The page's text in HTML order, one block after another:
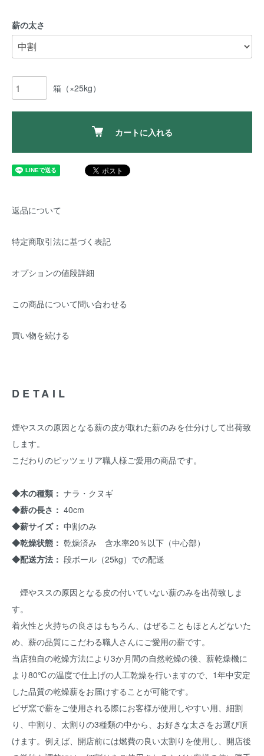
薪の太さ
箱（×25kg）
カートに入れる
返品について
特定商取引法に基づく表記
オプションの値段詳細
この商品について問い合わせる
買い物を続ける
DETAIL
煙やススの原因となる薪の皮が取れた薪のみを仕分けして出荷致
します。
こだわりのピッツェリア職人様ご愛用の商品です。
◆木の種類： ナラ・クヌギ
◆薪の長さ： 40cm
◆薪サイズ： 中割のみ
◆乾燥状態： 乾燥済み 含水率20％以下（中心部）
◆配送方法： 段ボール（25kg）での配送
煙やススの原因となる皮の付いていない薪のみを出荷致しま
す。
着火性と火持ちの良さはもちろん、はぜることもほとんどないた
め、薪の品質にこだわる職人さんにご愛用の薪です。
当店独自の乾燥方法により3か月間の自然乾燥の後、薪乾燥機に
より80℃の温度で仕上げの人工乾燥を行いますので、1年中安定
した品質の乾燥薪をお届けすることが可能です。
ピザ窯で薪をご使用される際にお客様が使用しやすい用、細割
り、中割り、太割りの3種類の中から、お好きな太さをお選び頂
けます。例えば、開店前には燃費の良い太割りを使用し、開店後